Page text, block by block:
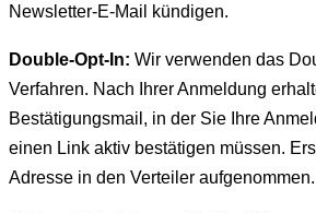
Newsletter-E-Mail kündigen.
Double-Opt-In: Wir verwenden das
Verfahren. Nach Ihrer Anmeldung
Bestätigungsmail, in der Sie Ihre
einen Link aktiv bestätigen müssen.
Adresse in den Verteiler aufgenommen.